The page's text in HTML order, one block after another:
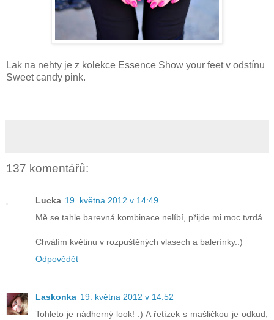
Lak na nehty je z kolekce Essence Show your feet v odstínu
Sweet candy pink.
137 komentářů:
Lucka 19. května 2012 v 14:49
Mě se tahle barevná kombinace nelíbí, přijde mi moc tvrdá.
Chválím květinu v rozpuštěných vlasech a balerínky.:)
Odpovědět
Laskonka 19. května 2012 v 14:52
Tohleto je nádherný look! :) A řetízek s mašličkou je odkud,